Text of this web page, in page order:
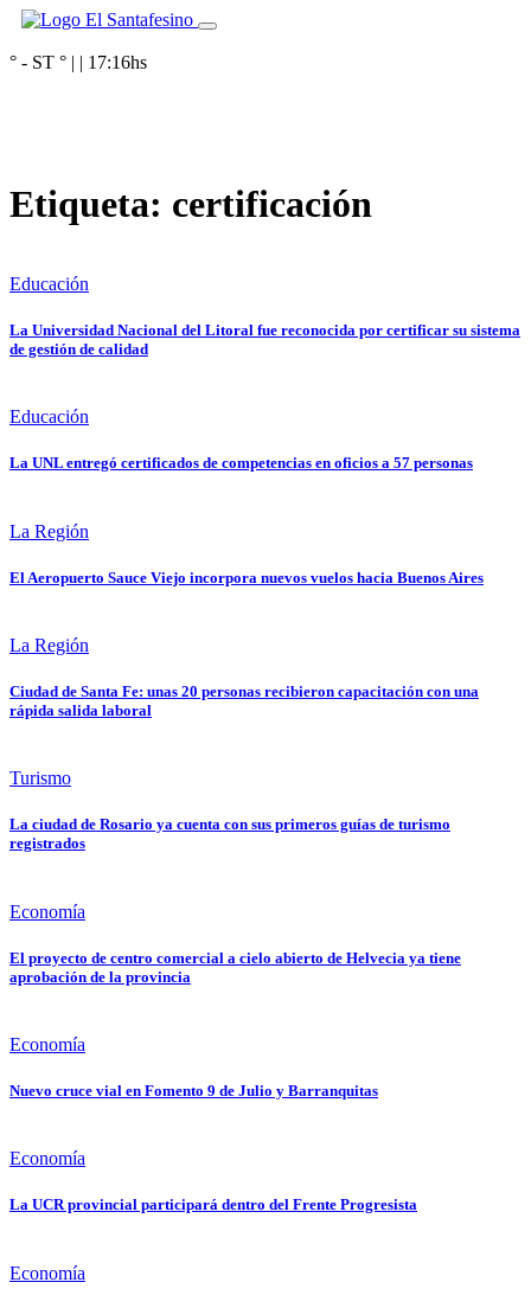
° - ST ° | | 17:16hs
Etiqueta: certificación
Educación
La Universidad Nacional del Litoral fue reconocida por certificar su sistema
de gestión de calidad
Educación
La UNL entregó certificados de competencias en oficios a 57 personas
La Región
El Aeropuerto Sauce Viejo incorpora nuevos vuelos hacia Buenos Aires
La Región
Ciudad de Santa Fe: unas 20 personas recibieron capacitación con una
rápida salida laboral
Turismo
La ciudad de Rosario ya cuenta con sus primeros guías de turismo
registrados
Economía
El proyecto de centro comercial a cielo abierto de Helvecia ya tiene
aprobación de la provincia
Economía
Nuevo cruce vial en Fomento 9 de Julio y Barranquitas
Economía
La UCR provincial participará dentro del Frente Progresista
Economía